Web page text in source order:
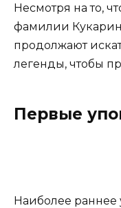
Несмотря на то,
фамилии Кукарин
продолжают
легенды, чтобы
Первые
Наиболее